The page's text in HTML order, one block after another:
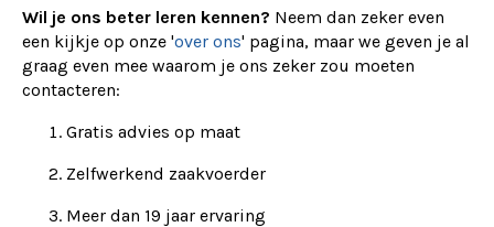
Wil je ons beter leren kennen? Neem dan zeker even
een kijkje op onze 'over ons' pagina, maar we geven je al
graag even mee waarom je ons zeker zou moeten
contacteren:
Gratis advies op maat
Zelfwerkend zaakvoerder
Meer dan 19 jaar ervaring